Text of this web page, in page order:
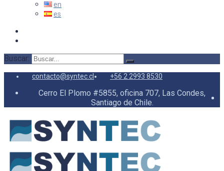
Buscar:
contacto@syntec.cl +56 2 2993 8530
Cerro El Plomo #5855, oficina 707, Las Condes,
Santiago de Chile.